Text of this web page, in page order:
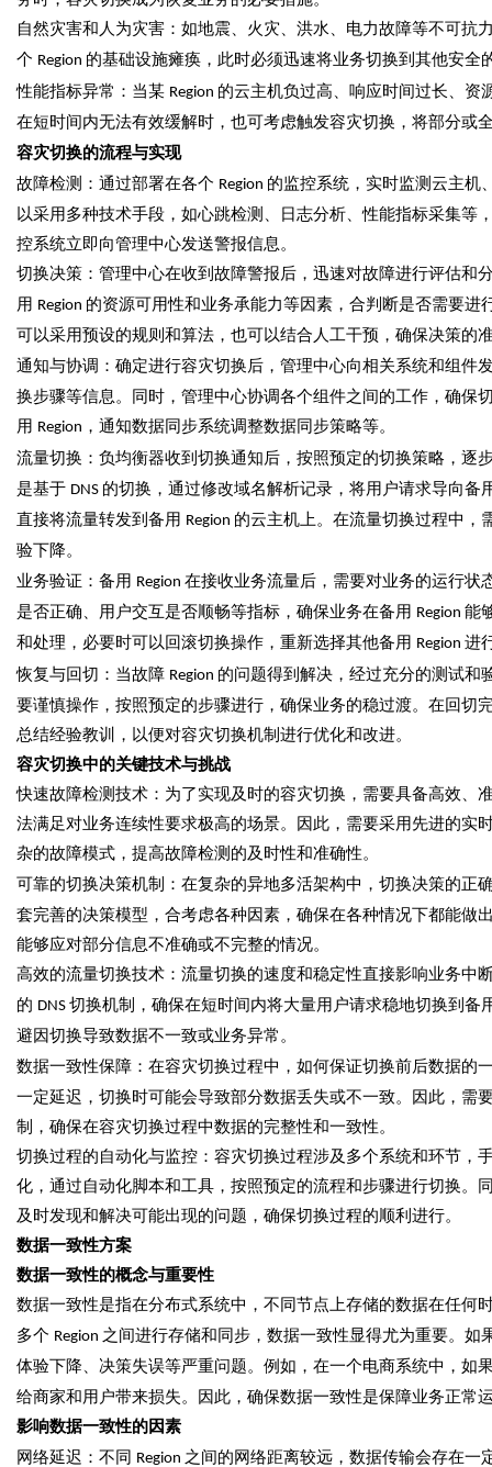
自然灾害和人为灾害：如地震、火灾、洪水、电力故障等不可抗
个 Region 的基础设施瘫痪，此时必须迅速将业务切换到其他安全
性能指标异常：当某 Region 的云主机负过高、响应时间过长、资
在短时间内无法有效缓解时，也可考虑触发容灾切换，将部分或
容灾切换的流程与实现
故障检测：通过部署在各个 Region 的监控系统，实时监测云主机
以采用多种技术手段，如心跳检测、日志分析、性能指标采集
控系统立即向管理中心发送警报信息。
切换决策：管理中心在收到故障警报后，迅速对故障进行评估和
用 Region 的资源可用性和业务承能力等因素，合判断是否需要
可以采用预设的规则和算法，也可以结合人工干预，确保决策的
通知与协调：确定进行容灾切换后，管理中心向相关系统和组件
换步骤等信息。同时，管理中心协调各个组件之间的工作，确保
用 Region ，通知数据同步系统调整数据同步策略等。
流量切换：负均衡器收到切换通知后，按照预定的切换策略，逐
是基于 DNS 的切换，通过修改域名解析记录，将用户请求导向备
直接将流量转发到备用 Region 的云主机上。在流量切换过程中，
验下降。
业务验证：备用 Region 在接收业务流量后，需要对业务的运行状
是否正确、用户交互是否顺畅等指标，确保业务在备用 Region 能
和处理，必要时可以回滚切换操作，重新选择其他备用 Region 进
恢复与回切：当故障 Region 的问题得到解决，经过充分的测试
要谨慎操作，按照预定的步骤进行，确保业务的稳过渡。在回切
总结经验教训，以便对容灾切换机制进行优化和改进。
容灾切换中的关键技术与挑战
快速故障检测技术：为了实现及时的容灾切换，需要具备高效、
法满足对业务连续性要求极高的场景。因此，需要采用先进的实
杂的故障模式，提高故障检测的及时性和准确性。
可靠的切换决策机制：在复杂的异地多活架构中，切换决策的正
套完善的决策模型，合考虑各种因素，确保在各种情况下都能做
能够应对部分信息不准确或不完整的情况。
高效的流量切换技术：流量切换的速度和稳定性直接影响业务中
的 DNS 切换机制，确保在短时间内将大量用户请求稳地切换到备
避因切换导致数据不一致或业务异常。
数据一致性保障：在容灾切换过程中，如何保证切换前后数据的
一定延迟，切换时可能会导致部分数据丢失或不一致。因此，需
制，确保在容灾切换过程中数据的完整性和一致性。
切换过程的自动化与监控：容灾切换过程涉及多个系统和环节，
化，通过自动化脚本和工具，按照预定的流程和步骤进行切换。
及时发现和解决可能出现的问题，确保切换过程的顺利进行。
数据一致性方案
数据一致性的概念与重要性
数据一致性是指在分布式系统中，不同节点上存储的数据在任何
多个 Region 之间进行存储和同步，数据一致性显得尤为重要。如
体验下降、决策失误等严重问题。例如，在一个电商系统中，如
给商家和用户带来损失。因此，确保数据一致性是保障业务正常
影响数据一致性的因素
网络延迟：不同 Region 之间的网络距离较远，数据传输会存在一